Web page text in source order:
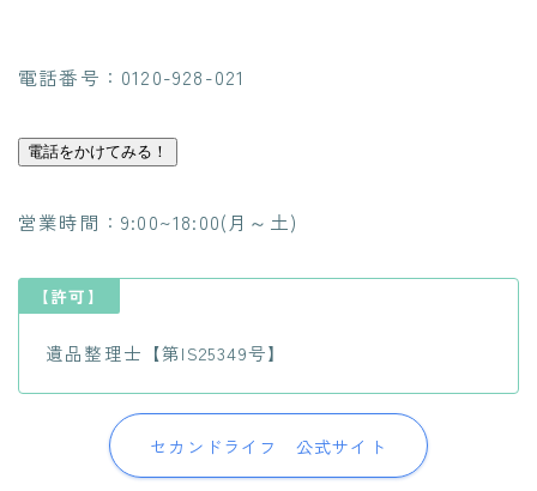
電話番号：0120-928-021
電話をかけてみる！
営業時間：9:00~18:00(月～土)
【許可】
遺品整理士【第IS25349号】
セカンドライフ 公式サイト